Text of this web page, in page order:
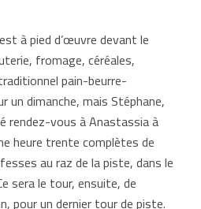
à pied d’œuvre devant le
fromage, céréales,
pain-beurre-
dimanche, mais Stéphane,
rendez-vous à Anastassia à
heure trente complètes de
au raz de la piste, dans le
sera le tour, ensuite, de
pour un dernier tour de piste.